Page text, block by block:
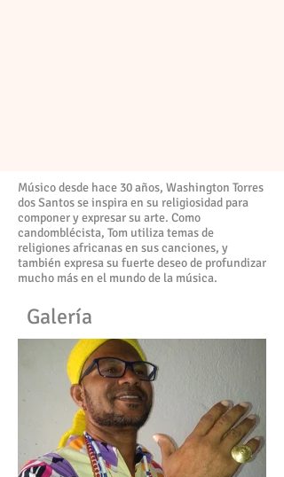
Músico desde hace 30 años, Washington Torres
dos Santos se inspira en su religiosidad para
componer y expresar su arte. Como
candomblécista, Tom utiliza temas de
religiones africanas en sus canciones, y
también expresa su fuerte deseo de profundizar
mucho más en el mundo de la música.
Galería